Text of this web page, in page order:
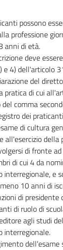
CAPO III
DISPOSIZIONI
TITOLO II
Dell'albo
CAPO I
DELL'ISCRIZIONE NEGLI
possono
professione
anni di età.
deve
e 4) dell'articolo
del
pratica di cui
comma
dei
di cultura
della
di fronte
di cui 4 da
interregionale, e
10 anni di
di presidente
di ruolo di
agli studi
interregionale.